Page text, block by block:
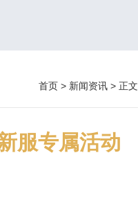
首页 > 新闻资讯 > 正文
服专属活动